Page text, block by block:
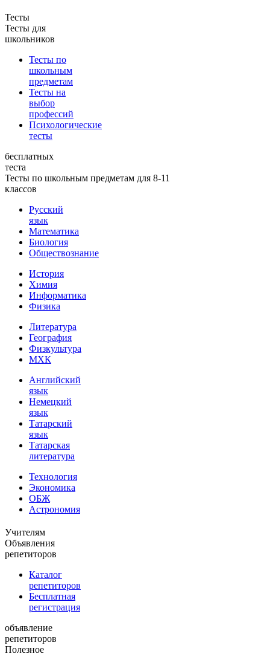
Тесты
Тесты для
школьников
Тесты по
школьным
предметам
Тесты на
выбор
профессий
Психологические
тесты
бесплатных
теста
Тесты по школьным предметам для 8-11
классов
Русский
язык
Математика
Биология
Обществознание
История
Химия
Информатика
Физика
Литература
География
Физкультура
МХК
Английский
язык
Немецкий
язык
Татарский
язык
Татарская
литература
Технология
Экономика
ОБЖ
Астрономия
Учителям
Объявления
репетиторов
Каталог
репетиторов
Бесплатная
регистрация
объявление
репетиторов
Полезное